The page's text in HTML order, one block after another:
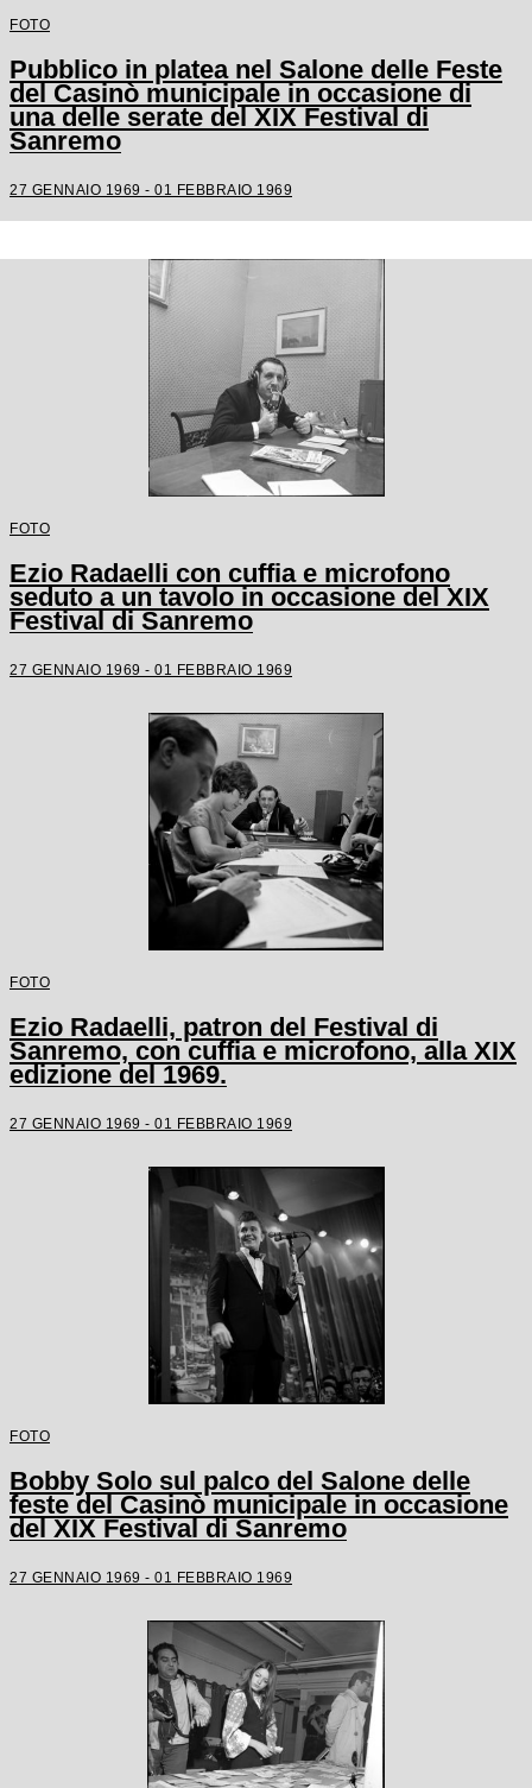
FOTO
Pubblico in platea nel Salone delle Feste
del Casinò municipale in occasione di
una delle serate del XIX Festival di
Sanremo
27 GENNAIO 1969 - 01 FEBBRAIO 1969
FOTO
Ezio Radaelli con cuffia e microfono
seduto a un tavolo in occasione del XIX
Festival di Sanremo
27 GENNAIO 1969 - 01 FEBBRAIO 1969
FOTO
Ezio Radaelli, patron del Festival di
Sanremo, con cuffia e microfono, alla XIX
edizione del 1969.
27 GENNAIO 1969 - 01 FEBBRAIO 1969
FOTO
Bobby Solo sul palco del Salone delle
feste del Casinò municipale in occasione
del XIX Festival di Sanremo
27 GENNAIO 1969 - 01 FEBBRAIO 1969